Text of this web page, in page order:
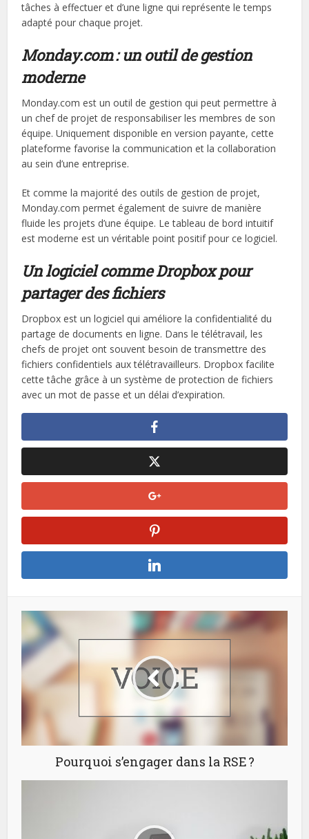
tâches à effectuer et d’une ligne qui représente le temps
adapté pour chaque projet.
Monday.com : un outil de gestion
moderne
Monday.com est un outil de gestion qui peut permettre à
un chef de projet de responsabiliser les membres de son
équipe. Uniquement disponible en version payante, cette
plateforme favorise la communication et la collaboration
au sein d’une entreprise.
Et comme la majorité des outils de gestion de projet,
Monday.com permet également de suivre de manière
fluide les projets d’une équipe. Le tableau de bord intuitif
est moderne est un véritable point positif pour ce logiciel.
Un logiciel comme Dropbox pour
partager des fichiers
Dropbox est un logiciel qui améliore la confidentialité du
partage de documents en ligne. Dans le télétravail, les
chefs de projet ont souvent besoin de transmettre des
fichiers confidentiels aux télétravailleurs. Dropbox facilite
cette tâche grâce à un système de protection de fichiers
avec un mot de passe et un délai d’expiration.
Pourquoi s’engager dans la RSE ?